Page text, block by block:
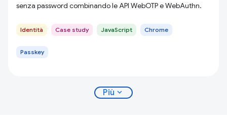
senza password combinando le API WebOTP e WebAuthn.
Identità Case study JavaScript Chrome
Passkey
Più expand_more